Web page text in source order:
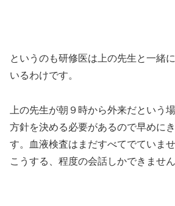
というのも研修医は上の先生と一緒
いるわけです。
上の先生が朝９時から外来だという
方針を決める必要があるので早めに
す。血液検査はまだすべてでていま
こうする、程度の会話しかできません